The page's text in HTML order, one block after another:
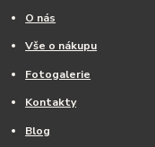
O nás
Vše o nákupu
Fotogalerie
Kontakty
Blog